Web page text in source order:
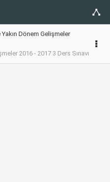
Dönem Gelişmeler
2016 - 2017 3 Ders Sınavı